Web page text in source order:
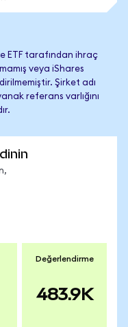
ETF tarafından ihraç
veya iShares
Şirket adı
referans varlığını
Değerlendirme
483.9K